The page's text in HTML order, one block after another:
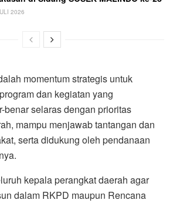
2026
momentum strategis untuk
dan kegiatan yang
benar selaras dengan prioritas
mampu menjawab tantangan dan
serta didukung oleh pendanaan
kepala perangkat daerah agar
dalam RKPD maupun Rencana